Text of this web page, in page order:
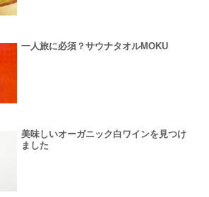
一人旅に必須？サウナタオルMOKU
美味しいオーガニック白ワインを見つけ
ました